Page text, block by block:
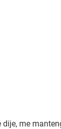
dije, me